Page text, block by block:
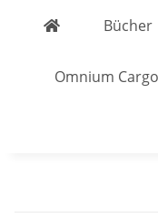
Bücher
Omnium